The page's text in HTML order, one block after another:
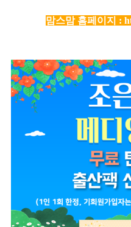
맘스맘 홈페이지 :